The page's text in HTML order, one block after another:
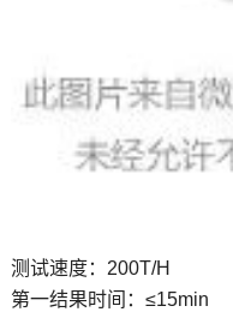
测试速度：200T/H
第一结果时间：≤15min